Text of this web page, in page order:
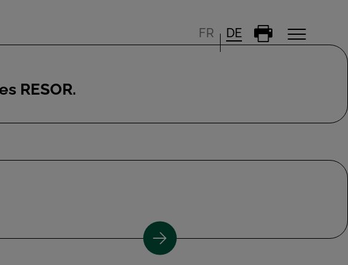
FR DE
RESOR.